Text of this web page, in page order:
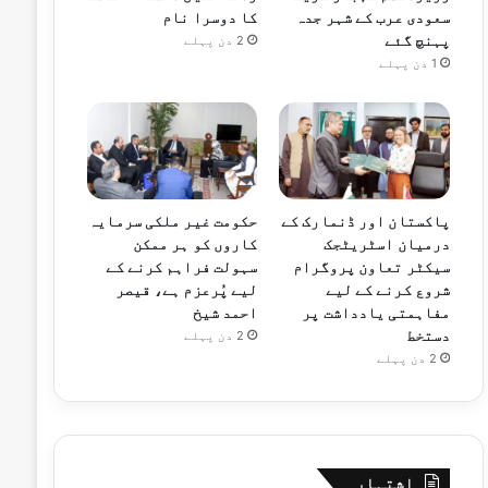
سعودی عرب کے شہر جدہ
پہنچ گئے
1 دن پہلے
کا دوسرا نام
2 دن پہلے
پاکستان اور ڈنمارک کے
درمیان اسٹریٹجک
سیکٹر تعاون پروگرام
شروع کرنے کے لیے
مفاہمتی یادداشت پر
دستخط
2 دن پہلے
حکومت غیر ملکی سرمایہ
کاروں کو ہر ممکن
سہولت فراہم کرنے کے
لیے پُرعزم ہے، قیصر
احمد شیخ
2 دن پہلے
اشتہار